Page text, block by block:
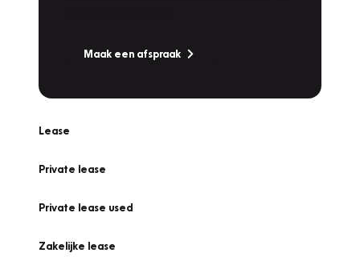
Maak een afspraak
Lease
Private lease
Private lease used
Zakelijke lease